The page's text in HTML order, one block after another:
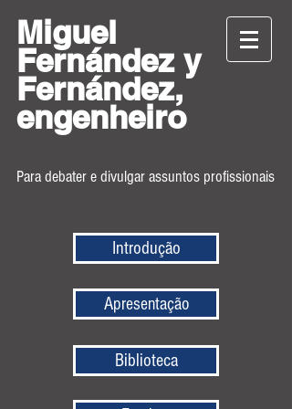
Miguel
Fernández y
Fernández,
engenheiro
Para debater e divulgar assuntos profissionais
Introdução
Apresentação
Biblioteca